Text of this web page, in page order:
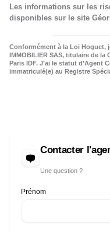
Les informations sur les
disponibles sur le site
Conformément à la Loi Hoguet,
IMMOBILIER SAS, titulaire de la
Paris IDF. J’ai le statut d’Agent
immatriculé(e) au Registre
Contacter
Une question ?
Prénom